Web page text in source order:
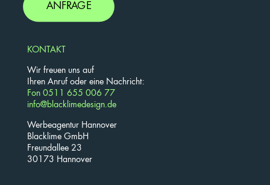
ANFRAGE
KONTAKT
Wir freuen uns auf
Ihren Anruf oder eine Nachricht:
Fon 0511 655 006 77
info@blacklimedesign.de
Werbeagentur Hannover
Blacklime GmbH
Freundallee 23
30173 Hannover